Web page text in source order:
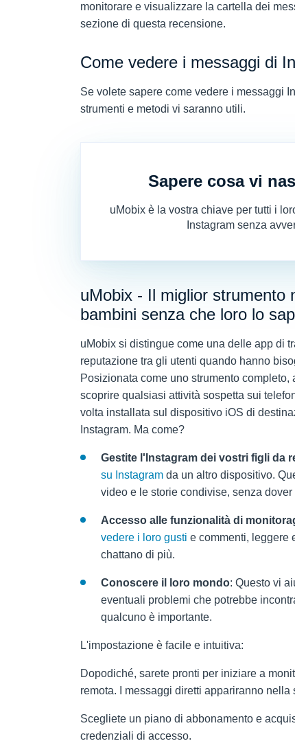
monitorare e visualizzare la cartella dei
sezione di questa recensione.
Come vedere i messaggi di
Se volete sapere come vedere i messaggi
strumenti e metodi vi saranno utili.
Sapere cosa vi
uMobix è la vostra chiave per tutti i
Instagram senza
uMobix - Il miglior strumento
bambini senza che loro lo
uMobix si distingue come una delle app di
reputazione tra gli utenti quando hanno
Posizionata come uno strumento
scoprire qualsiasi attività sospetta sui
volta installata sul dispositivo iOS di
Instagram. Ma come?
Gestite l'Instagram dei vostri figli da
su Instagram da un altro dispositivo.
video e le storie condivise, senza
Accesso alle funzionalità di
vedere i loro gusti e commenti, leggere
chattano di più.
Conoscere il loro mondo: Questo vi
eventuali problemi che potrebbe
qualcuno è importante.
L'impostazione è facile e intuitiva:
Dopodiché, sarete pronti per iniziare a
remota. I messaggi diretti appariranno nella
Scegliete un piano di abbonamento e
credenziali di accesso.